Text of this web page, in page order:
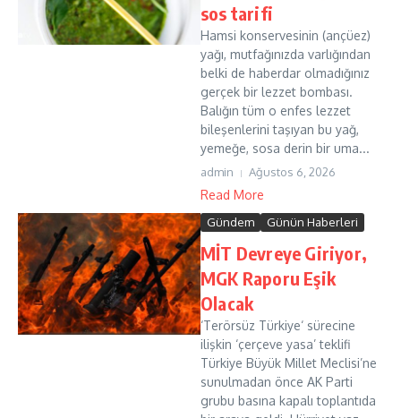
sos tarifi
Hamsi konservesinin (ançüez)
yağı, mutfağınızda varlığından
belki de haberdar olmadığınız
gerçek bir lezzet bombası.
Balığın tüm o enfes lezzet
bileşenlerini taşıyan bu yağ,
yemeğe, sosa derin bir uma...
admin Ağustos 6, 2026
Read More
Gündem Günün Haberleri
MİT Devreye Giriyor,
MGK Raporu Eşik
Olacak
‘Terörsüz Türkiye‘ sürecine
ilişkin ‘çerçeve yasa’ teklifi
Türkiye Büyük Millet Meclisi’ne
sunulmadan önce AK Parti
grubu basına kapalı toplantıda